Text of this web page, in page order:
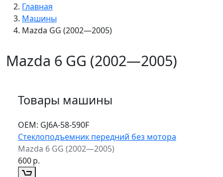
Главная
Машины
Mazda GG (2002—2005)
Mazda 6 GG (2002—2005)
Товары машины
ОЕМ: GJ6A-58-590F
Стеклоподъемник передний без мотора
Mazda 6 GG (2002—2005)
600р.